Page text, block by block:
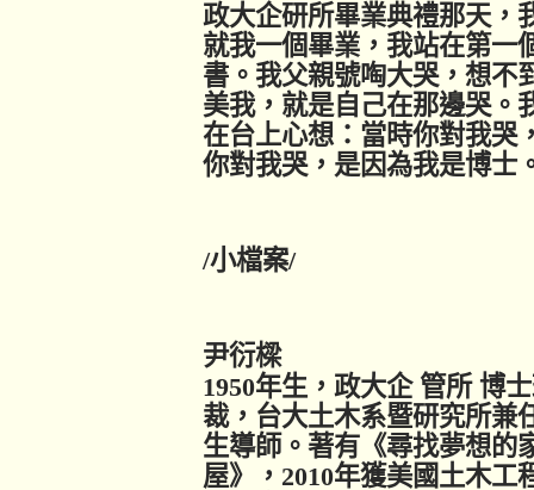
政大企研所畢業典禮那天，
就我一個畢業，我站在第一
書。我父親號啕大哭，想不
美我，就是自己在那邊哭。
在台上心想：當時你對我哭
你對我哭，是因為我是博士
/小檔案/
尹衍樑
1950年生，政大企 管所 博
裁，台大土木系暨研究所兼
生導師。著有《尋找夢想的
屋》， 2010年獲美國土木工